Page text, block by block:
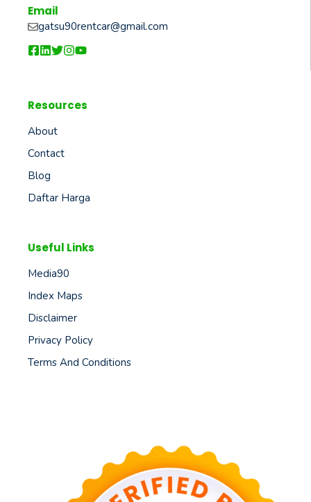
Email
gatsu90rentcar@gmail.com
Resources
About
Contact
Blog
Daftar Harga
Useful Links
Media90
Index Maps
Disclaimer
Privacy Policy
Terms And Conditions